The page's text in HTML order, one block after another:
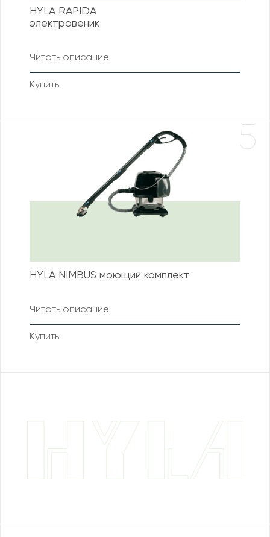
HYLA RAPIDA
электровеник
Читать описание
Купить
5
HYLA NIMBUS моющий комплект
Читать описание
Купить